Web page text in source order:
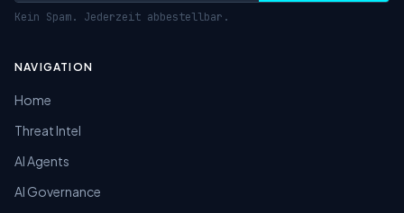
Kein Spam. Jederzeit abbestellbar.
NAVIGATION
Home
Threat Intel
AI Agents
AI Governance